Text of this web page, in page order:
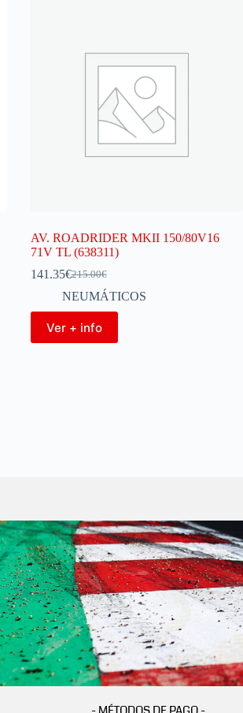
AV. ROADRIDER MKII 150/80V16
71V TL (638311)
215.00€
141.35€
NEUMÁTICOS
Ver + info